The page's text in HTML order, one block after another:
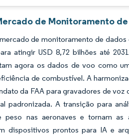
de Monitoramento
de monitoramento de dados
atingir USD 8,72 bilhões até
agora os dados de voo como
de combustível. A
da FAA para gravadores de
padronizada. A transição para
peso nas aeronaves e tornam as
dispositivos prontos para IA e